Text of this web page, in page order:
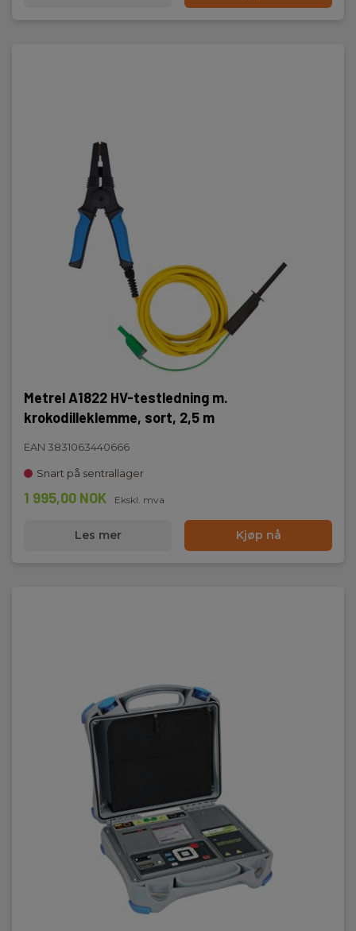
Metrel A1822 HV-testledning m.
krokodilleklemme, sort, 2,5 m
EAN 3831063440666
Snart på sentrallager
1 995,00 NOK Ekskl. mva
Les mer Kjøp nå